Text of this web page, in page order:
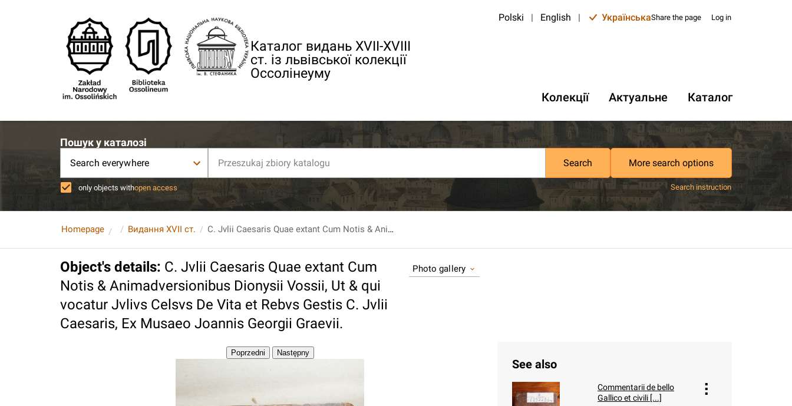
Каталог видань XVII-XVIII
ст. із львівської колекції
Оссолінеуму
Polski | English | УкраїнськаShare the page Log in
Колекції Актуальне Каталог
Пошук у каталозі
Search everywhere Search More search options
only objects withopen access Search instruction
Homepage Видання XVII ст. C. Jvlii Caesaris Quae extant Cum Notis & Animadversionibus Dionysii Vossii, Ut & qui vocatur Jvlivs Celsvs De Vita et Rebvs Gestis C. Jvlii Caesaris, Ex Musaeo Joannis Georgii Graevii.
Object's details: C. Jvlii Caesaris Quae extant Cum
Notis & Animadversionibus Dionysii Vossii, Ut & qui
vocatur Jvlivs Celsvs De Vita et Rebvs Gestis C. Jvlii
Caesaris, Ex Musaeo Joannis Georgii Graevii.
Photo gallery
See also
Commentarii de bello
Gallico et civili [...]